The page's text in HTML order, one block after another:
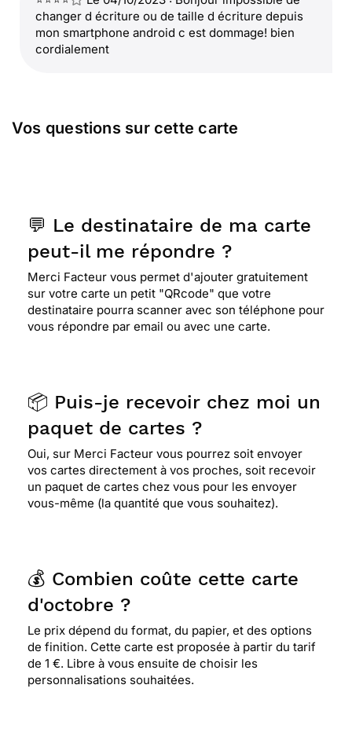
changer d écriture ou de taille d écriture depuis
mon smartphone android c est dommage! bien
cordialement
Vos questions sur cette carte
💬 Le destinataire de ma carte
peut-il me répondre ?
Merci Facteur vous permet d'ajouter gratuitement
sur votre carte un petit "QRcode" que votre
destinataire pourra scanner avec son téléphone pour
vous répondre par email ou avec une carte.
📦 Puis-je recevoir chez moi un
paquet de cartes ?
Oui, sur Merci Facteur vous pourrez soit envoyer
vos cartes directement à vos proches, soit recevoir
un paquet de cartes chez vous pour les envoyer
vous-même (la quantité que vous souhaitez).
💰 Combien coûte cette carte
d'octobre ?
Le prix dépend du format, du papier, et des options
de finition. Cette carte est proposée à partir du tarif
de 1 €. Libre à vous ensuite de choisir les
personnalisations souhaitées.